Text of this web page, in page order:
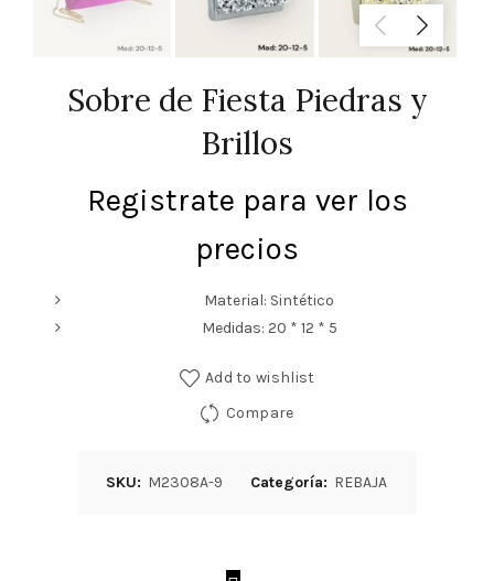
Sobre de Fiesta Piedras y
Brillos
Registrate para ver los
precios
Material: Sintético
Medidas: 20 * 12 * 5
Add to wishlist
Compare
SKU: M2308A-9 Categoría: REBAJA